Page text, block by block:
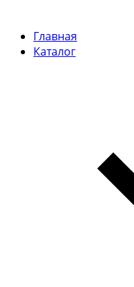
Главная
Каталог